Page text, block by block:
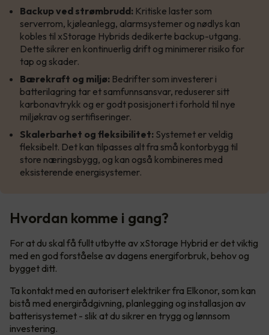
Backup ved strømbrudd: Kritiske laster som
serverrom, kjøleanlegg, alarmsystemer og nødlys kan
kobles til xStorage Hybrids dedikerte backup-utgang.
Dette sikrer en kontinuerlig drift og minimerer risiko for
tap og skader.
Bærekraft og miljø: Bedrifter som investerer i
batterilagring tar et samfunnsansvar, reduserer sitt
karbonavtrykk og er godt posisjonert i forhold til nye
miljøkrav og sertifiseringer.
Skalerbarhet og fleksibilitet: Systemet er veldig
fleksibelt. Det kan tilpasses alt fra små kontorbygg til
store næringsbygg, og kan også kombineres med
eksisterende energisystemer.
Hvordan komme i gang?
For at du skal få fullt utbytte av xStorage Hybrid er det viktig
med en god forståelse av dagens energiforbruk, behov og
bygget ditt.
Ta kontakt med en autorisert elektriker fra Elkonor, som kan
bistå med energirådgivning, planlegging og installasjon av
batterisystemet - slik at du sikrer en trygg og lønnsom
investering.